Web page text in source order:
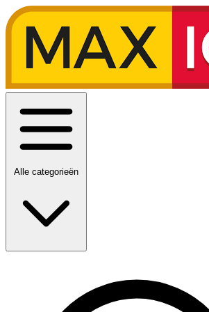
Alle categorieën